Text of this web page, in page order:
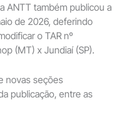
ANTT também publicou a
de 2026, deferindo
o TAR nº
(MT) x Jundiaí (SP).
novas seções
publicação, entre as